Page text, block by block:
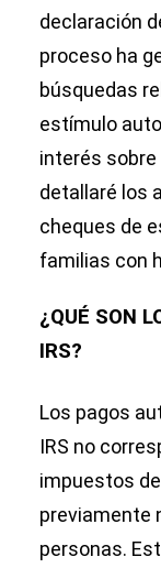
declaración
proceso ha
búsquedas
estímulo
interés
detallaré los
cheques de
familias con
¿QUÉ SON
IRS?
Los pagos
IRS no
impuestos
previamente
personas.